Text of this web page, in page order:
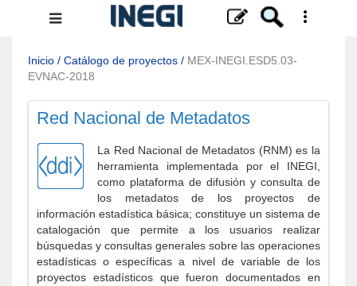
Menú
navegación
Inicio / Catálogo de proyectos / MEX-INEGI.ESD5.03-
EVNAC-2018
Red Nacional de Metadatos
La Red Nacional de Metadatos (RNM) es la
herramienta implementada por el INEGI,
como plataforma de difusión y consulta de
los metadatos de los proyectos de
información estadística básica; constituye un sistema de
catalogación que permite a los usuarios realizar
búsquedas y consultas generales sobre las operaciones
estadísticas o específicas a nivel de variable de los
proyectos estadísticos que fueron documentados en